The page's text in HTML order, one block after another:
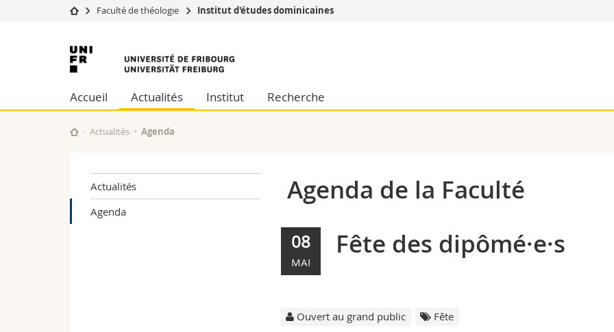
Université
Recherche
Université
Formation continue
Sciences économiques et sociales et management
Lettres et sciences humaines
Chercheurs
Faculté de théologie Institut d'études dominicaines
Université
de
Fribourg
Accueil Actualités Institut Recherche
Actualités Agenda
Actualités
Agenda
Agenda de la Faculté
08
MAI
Fête des dipômé·e·s
Ouvert au grand public Fête